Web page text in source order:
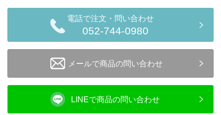
関東
中部 関西
九州・沖縄
お役立ち情報
電話で注文・問い合わせ
052-744-0980
メールで商品の問い合わせ
LINEで商品の問い合わせ